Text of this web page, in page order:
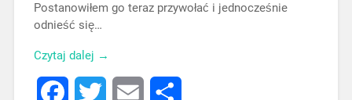
Postanowiłem go teraz przywołać i jednocześnie
odnieść się…
Czytaj dalej →
FacebookTwitter Email